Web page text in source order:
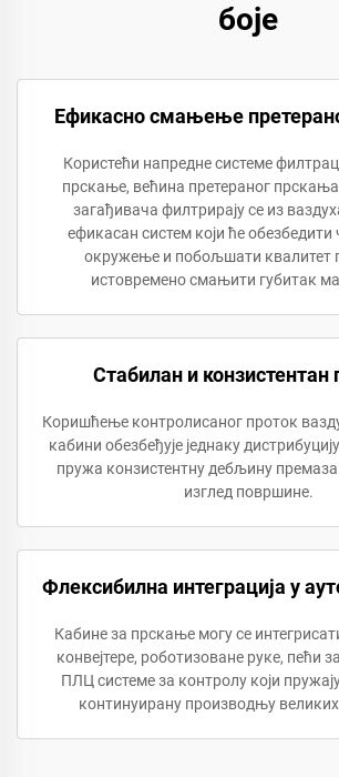
боје
Ефикасно смањење
Користећи напредне системе
прскање, већина претераног прскања
загађивача филтрирају се из
ефикасан систем који ће
окружење и побољшати квалитет
истовремено смањити губитак
Стабилан и конзистентан
Коришћење контролисаног проток
кабини обезбеђује једнаку
пружа конзистентну дебљину
изглед површине.
Флексибилна интеграција у
Кабине за прскање могу се
конвејтере, роботизоване руке, пећи
ПЛЦ системе за контролу који
континуирану производњу